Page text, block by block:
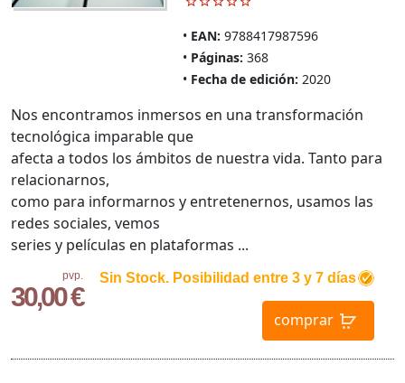
EAN: 9788417987596
Páginas: 368
Fecha de edición: 2020
pvp.
30,00 €
Sin Stock. Posibilidad entre 3 y 7 días
comprar
Nos encontramos inmersos en una transformación
tecnológica imparable que
afecta a todos los ámbitos de nuestra vida. Tanto para
relacionarnos,
como para informarnos y entretenernos, usamos las
redes sociales, vemos
series y películas en plataformas ...